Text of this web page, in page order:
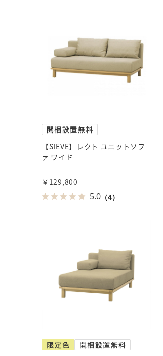
【SIEVE】レクト ユニットソフ
ァ ワイド
￥129,800
5.0 （4）